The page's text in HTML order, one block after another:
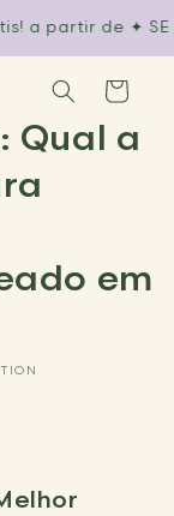
de ✦︎ SE
Carrinho
Qual a
em